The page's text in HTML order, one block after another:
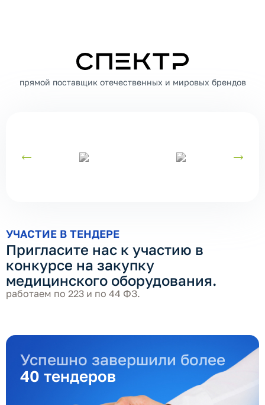
СПЕКТР
прямой поставщик отечественных и мировых брендов
УЧАСТИЕ В ТЕНДЕРЕ
Пригласите нас к участию в
конкурсе на закупку
медицинского оборудования.
работаем по 223 и по 44 ФЗ.
Успешно завершили более
40 тендеров